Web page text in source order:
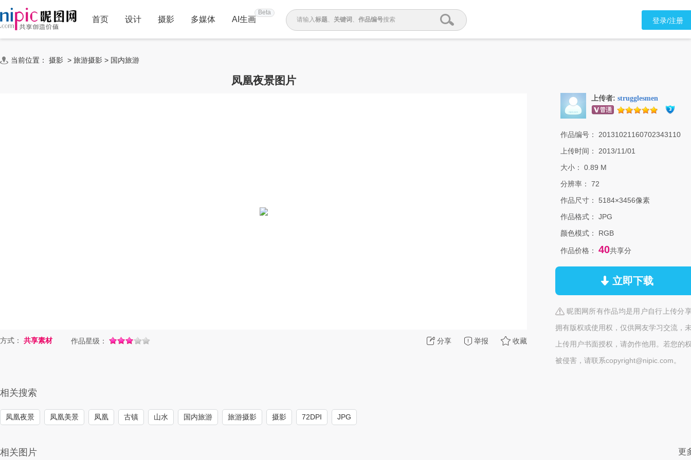
首页 设计 摄影 多媒体 AI生画
Beta
请输入标题、 关键词 、 作品编号搜索 登录/注册
当前位置： 摄影 > 旅游摄影 > 国内旅游
凤凰夜景图片
分享 举报 收藏
方式： 共享素材 作品星级：
上传者: strugglesmen
作品编号：
20131021160702343110
上传时间：
2013/11/01
大小：
0.89 M
分辨率：
72
作品尺寸：
5184×3456像素
作品格式：
JPG
颜色模式：
RGB
作品价格： 40共享分
立即下载
昵图网所有作品均是用户自行上传分
拥有版权或使用权，仅供网友学习交流，
上传用户书面授权，请勿作他用。若您的
被侵害，请联系copyright@nipic.com。
相关搜索
凤凰夜景 凤凰美景 凤凰 古镇 山水 国内旅游 旅游摄影 摄影 72DPI JPG
相关图片 更